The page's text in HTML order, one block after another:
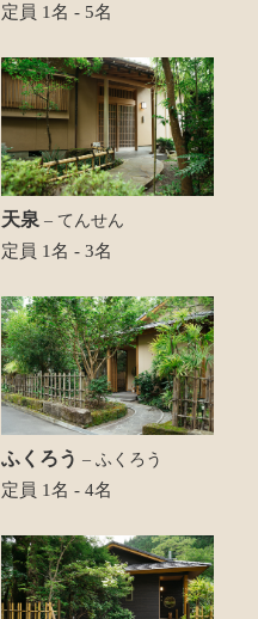
定員 1名 - 5名
天泉 – てんせん
定員 1名 - 3名
ふくろう – ふくろう
定員 1名 - 4名